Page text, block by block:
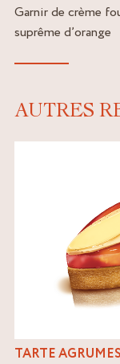
Garnir de crème
suprême d’orange
AUTRES
TARTE AGRUMES